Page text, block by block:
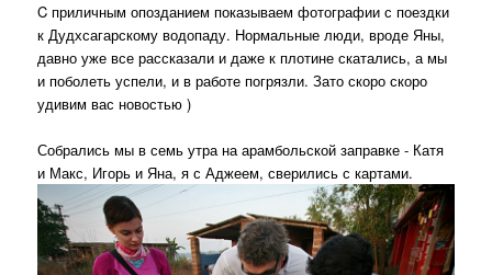
C приличным опозданием показываем фотографии с поездки
к Дудхсагарскому водопаду. Нормальные люди, вроде Яны,
давно уже все рассказали и даже к плотине скатались, а мы
и поболеть успели, и в работе погрязли. Зато скоро скоро
удивим вас новостью )
Собрались мы в семь утра на арамбольской заправке - Катя
и Макс, Игорь и Яна, я с Аджеем, сверились с картами.